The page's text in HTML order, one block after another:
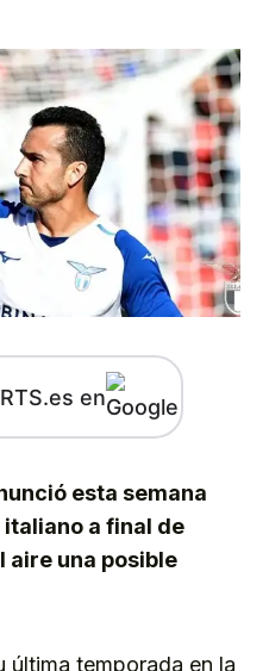
en
esta semana
a final de
aire una posible
última temporada en la